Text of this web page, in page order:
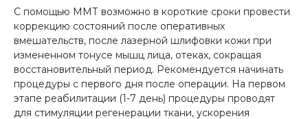
С помощью ММТ возможно в короткие сроки провести
коррекцию состояний после оперативных
вмешательств, после лазерной шлифовки кожи при
измененном тонусе мышц лица, отеках, сокращая
восстановительный период. Рекомендуется начинать
процедуры с первого дня после операции. На первом
этапе реабилитации (1-7 день) процедуры проводят
для стимуляции регенерации ткани, ускорения